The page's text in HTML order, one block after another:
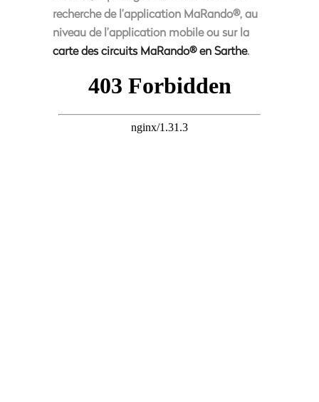
recherche de l’application MaRando®, au
niveau de l’application mobile ou sur la
carte des circuits MaRando® en Sarthe.